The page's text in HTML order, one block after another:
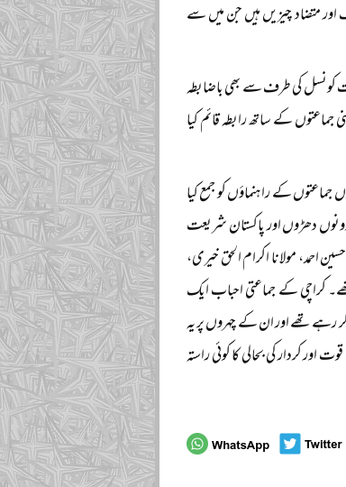
اور متضاد چیزیں ہیں جن میں سے
کونسل کی طرف سے بھی باضابطہ
کے ساتھ رابطہ قائم کیا
کے راہنماؤں کو جمع کیا
دونوں دھڑوں اور پاکستان شریعت
احمد، مولانا اکرام الحق خیری،
کراچی کے جماعتی احباب ایک
کر رہے تھے اور ان کے چہروں پر یہ
اور کردار کی بحالی کا کوئی راستہ